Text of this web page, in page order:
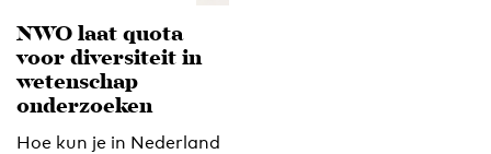
NWO laat quota
voor diversiteit in
wetenschap
onderzoeken
Hoe kun je in Nederland